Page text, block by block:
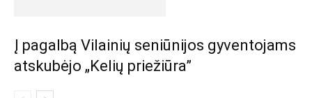
Į pagalbą Vilainių seniūnijos gyventojams
atskubėjo „Kelių priežiūra”